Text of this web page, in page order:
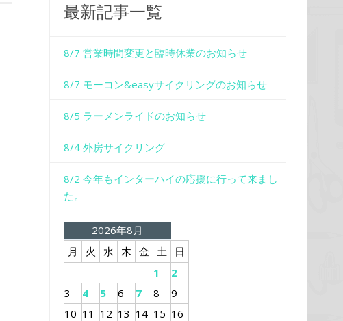
最新記事一覧
8/7 営業時間変更と臨時休業のお知らせ
8/7 モーコン&easyサイクリングのお知らせ
8/5 ラーメンライドのお知らせ
8/4 外房サイクリング
8/2 今年もインターハイの応援に行って来まし
た。
2026年8月
月
火 水 木 金 土
日
1
2
3
4 5 6 7 8
9
10 11 12 13 14 15 16